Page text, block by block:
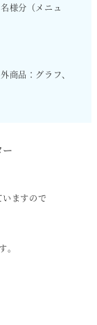
様分（メニュ
商品：グラフ、
ますので
。